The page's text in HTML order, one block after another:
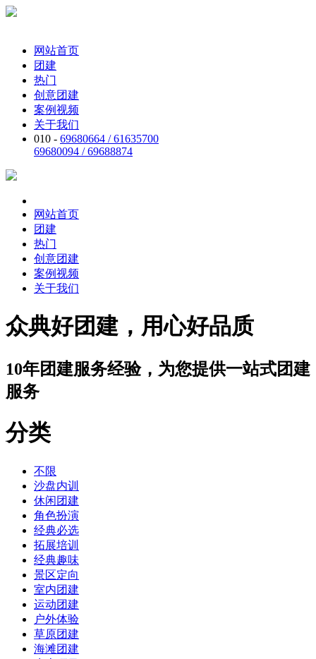
网站首页
团建
热门
创意团建
案例视频
关于我们
010 - 69680664 / 61635700
69680094 / 69688874
网站首页
团建
热门
创意团建
案例视频
关于我们
众典好团建，用心好品质
10年团建服务经验，为您提供一站式团建
服务
分类
不限
沙盘内训
休闲团建
角色扮演
经典必选
拓展培训
经典趣味
景区定向
室内团建
运动团建
户外体验
草原团建
海滩团建